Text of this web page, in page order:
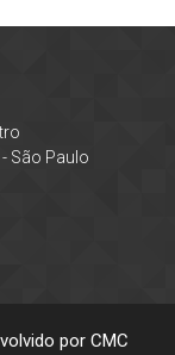
São Paulo
por CMC